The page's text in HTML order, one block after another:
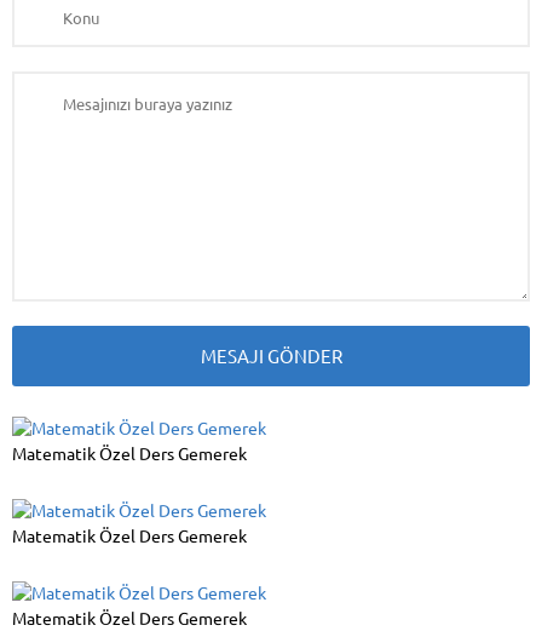
Matematik Özel Ders Gemerek
Matematik Özel Ders Gemerek
Matematik Özel Ders Gemerek